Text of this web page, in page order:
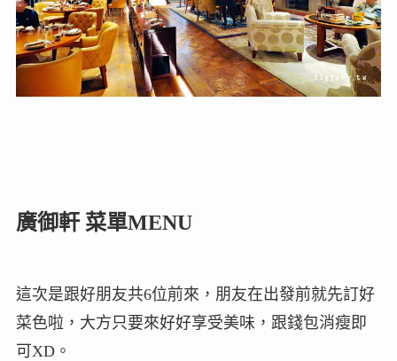
廣御軒 菜單MENU
這次是跟好朋友共6位前來，朋友在出發前就先訂好
菜色啦，大方只要來好好享受美味，跟錢包消瘦即
可XD。